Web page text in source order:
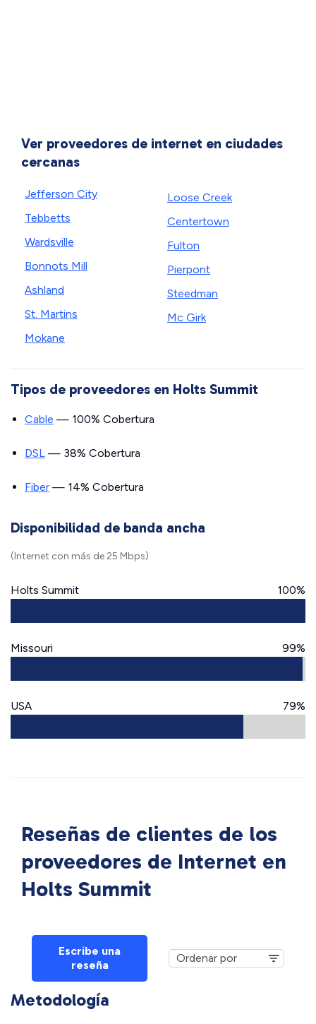
Ver proveedores de internet en ciudades
cercanas
Jefferson City
Tebbetts
Wardsville
Bonnots Mill
Ashland
St. Martins
Mokane
Loose Creek
Centertown
Fulton
Pierpont
Steedman
Mc Girk
Tipos de proveedores en Holts Summit
Cable — 100% Cobertura
DSL — 38% Cobertura
Fiber — 14% Cobertura
Disponibilidad de banda ancha
(Internet con más de 25 Mbps)
Holts Summit 100%
Missouri 99%
USA 79%
Reseñas de clientes de los
proveedores de Internet en
Holts Summit
Escribe una
reseña
Metodología